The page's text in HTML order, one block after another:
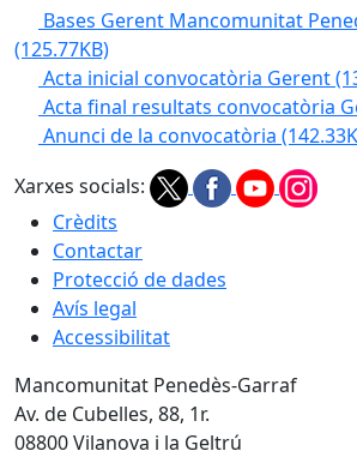
Bases Gerent Mancomunitat
(125.77KB)
Acta inicial convocatòria Gerent
Acta final resultats convocatòria
Anunci de la convocatòria
Xarxes socials:
Crèdits
Contactar
Protecció de dades
Avís legal
Accessibilitat
Mancomunitat Penedès-Garraf
Av. de Cubelles, 88, 1r.
08800 Vilanova i la Geltrú